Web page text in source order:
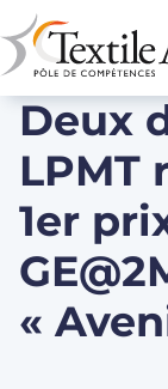
Deux
LPMT
1er
«
Panneau de